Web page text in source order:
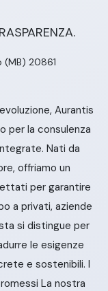
(MB) 20861
Aurantis
per la consulenza
Nati da
offriamo un
per garantire
a privati, aziende
si distingue per
le esigenze
e sostenibili. I
La nostra